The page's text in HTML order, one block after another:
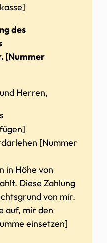
des
[Nummer
Herren,
[Nummer
in Höhe von
Diese Zahlung
von mir.
auf, mir den
einsetzen]